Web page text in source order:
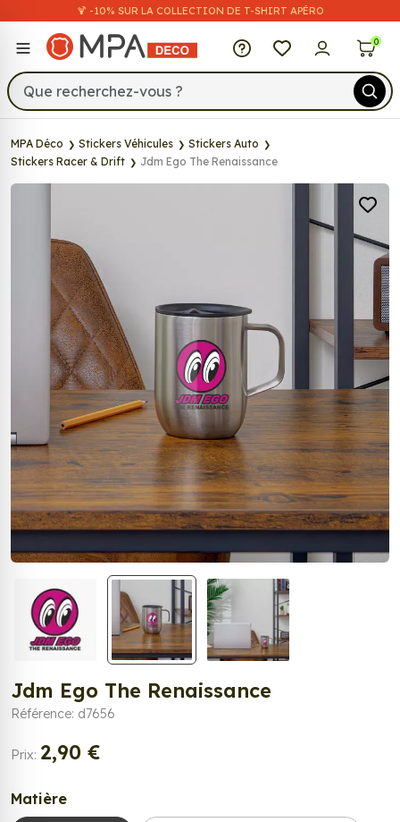
🍹 -10% SUR LA COLLECTION DE T-SHIRT APÉRO
MPA Déco 0
MPA Déco Stickers Véhicules
Stickers Auto
Stickers Racer & Drift
Jdm Ego The Renaissance
Jdm Ego The Renaissance
Référence: d7656
Prix: 2,90 €
Matière